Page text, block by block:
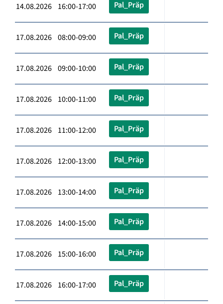
14.08.2026 16:00-17:00 Pal_Präp
17.08.2026 08:00-09:00 Pal_Präp
17.08.2026 09:00-10:00 Pal_Präp
17.08.2026 10:00-11:00 Pal_Präp
17.08.2026 11:00-12:00 Pal_Präp
17.08.2026 12:00-13:00 Pal_Präp
17.08.2026 13:00-14:00 Pal_Präp
17.08.2026 14:00-15:00 Pal_Präp
17.08.2026 15:00-16:00 Pal_Präp
17.08.2026 16:00-17:00 Pal_Präp